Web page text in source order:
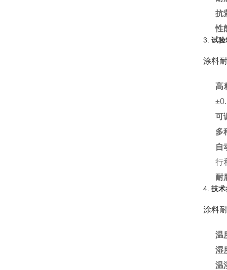
抗
性
3. 试验
涂料
高
可
多
自
行
耐
4. 技术
涂料
温
湿
温